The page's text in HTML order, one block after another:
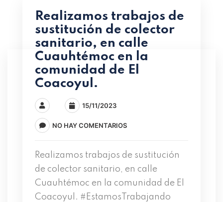
Realizamos trabajos de
sustitución de colector
sanitario, en calle
Cuauhtémoc en la
comunidad de El
Coacoyul.
15/11/2023
NO HAY COMENTARIOS
Realizamos trabajos de sustitución
de colector sanitario, en calle
Cuauhtémoc en la comunidad de El
Coacoyul. #EstamosTrabajando